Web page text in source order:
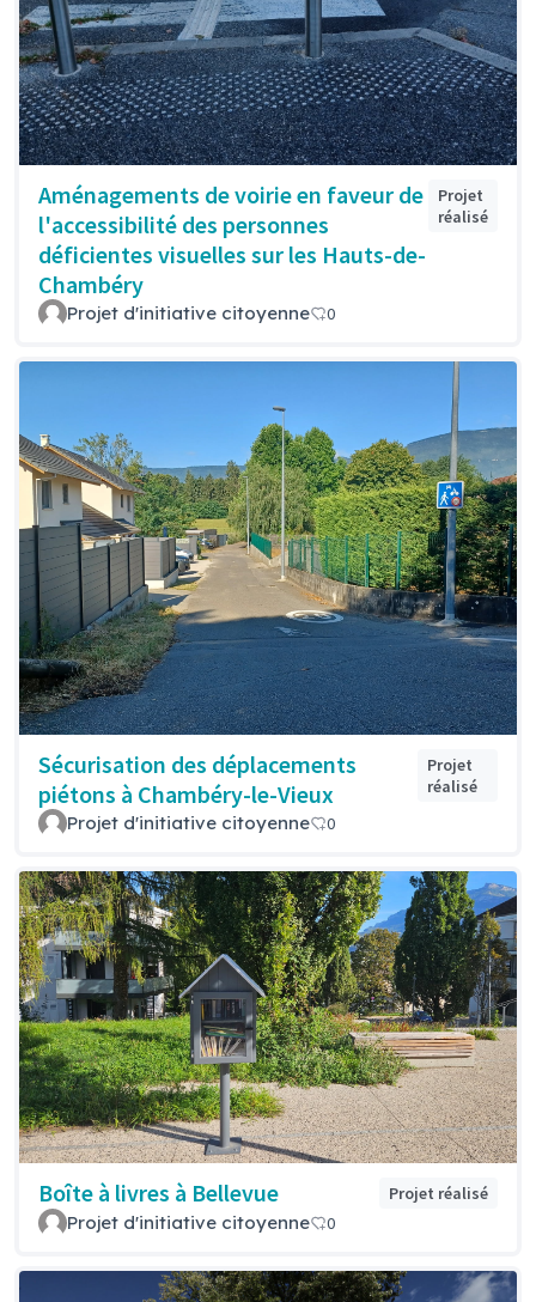
Aménagements de voirie en faveur de
l'accessibilité des personnes
déficientes visuelles sur les Hauts-de-
Chambéry
Projet
réalisé
Projet d'initiative citoyenne 0
Sécurisation des déplacements
piétons à Chambéry-le-Vieux
Projet
réalisé
Projet d'initiative citoyenne 0
Boîte à livres à Bellevue Projet réalisé
Projet d'initiative citoyenne 0